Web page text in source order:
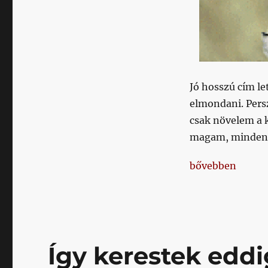
Jó hosszú cím
elmondani.
csak növelem a
magam,
„Nyilván
bővebben
Így kerestek